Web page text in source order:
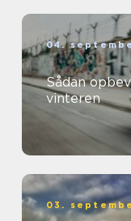
04.
Sådan
vinteren
03.